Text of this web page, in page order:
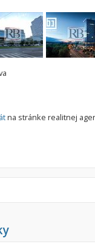
na stránke realitnej